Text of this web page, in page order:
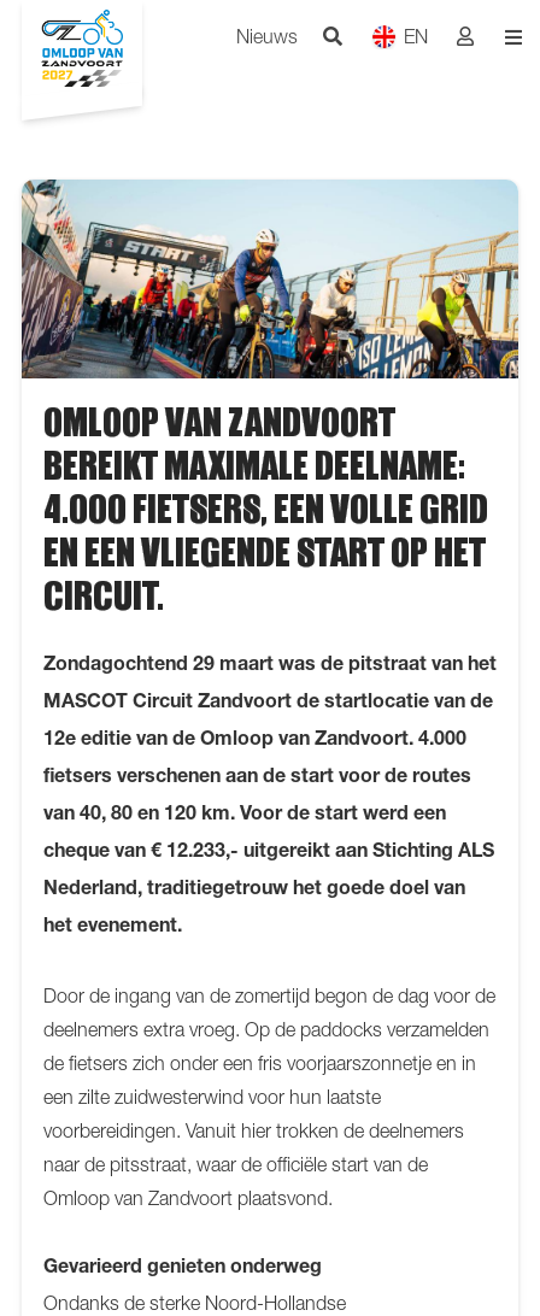
Nieuws EN
OMLOOP VAN ZANDVOORT
BEREIKT MAXIMALE DEELNAME:
4.000 FIETSERS, EEN VOLLE GRID
EN EEN VLIEGENDE START OP HET
CIRCUIT.
Zondagochtend 29 maart was de pitstraat van het
MASCOT Circuit Zandvoort de startlocatie van de
12e editie van de Omloop van Zandvoort. 4.000
fietsers verschenen aan de start voor de routes
van 40, 80 en 120 km. Voor de start werd een
cheque van € 12.233,- uitgereikt aan Stichting ALS
Nederland, traditiegetrouw het goede doel van
het evenement.
Door de ingang van de zomertijd begon de dag voor de
deelnemers extra vroeg. Op de paddocks verzamelden
de fietsers zich onder een fris voorjaarszonnetje en in
een zilte zuidwesterwind voor hun laatste
voorbereidingen. Vanuit hier trokken de deelnemers
naar de pitsstraat, waar de officiële start van de
Omloop van Zandvoort plaatsvond.
Gevarieerd genieten onderweg
Ondanks de sterke Noord-Hollandse